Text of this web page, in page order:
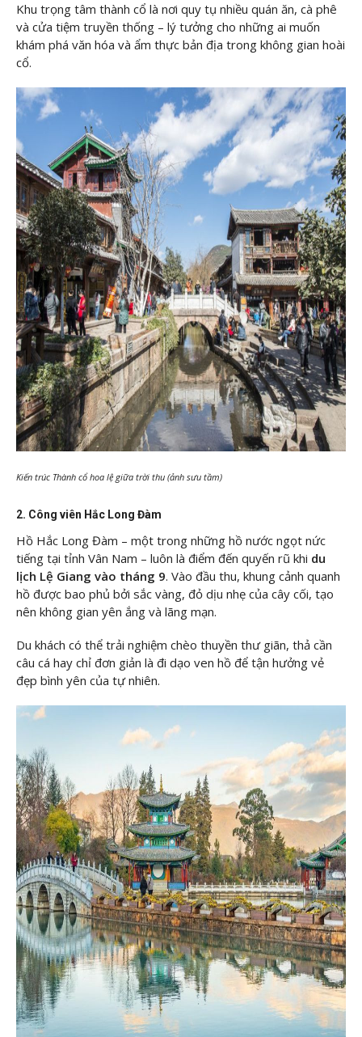
Khu trọng tâm thành cổ là nơi quy tụ nhiều quán ăn, cà phê
và cửa tiệm truyền thống – lý tưởng cho những ai muốn
khám phá văn hóa và ẩm thực bản địa trong không gian hoài
cổ.
Kiến trúc Thành cổ hoa lệ giữa trời thu (ảnh sưu tầm)
2. Công viên Hắc Long Đàm
Hồ Hắc Long Đàm – một trong những hồ nước ngọt nức
tiếng tại tỉnh Vân Nam – luôn là điểm đến quyến rũ khi du
lịch Lệ Giang vào tháng 9. Vào đầu thu, khung cảnh quanh
hồ được bao phủ bởi sắc vàng, đỏ dịu nhẹ của cây cối, tạo
nên không gian yên ắng và lãng mạn.
Du khách có thể trải nghiệm chèo thuyền thư giãn, thả cần
câu cá hay chỉ đơn giản là đi dạo ven hồ để tận hưởng vẻ
đẹp bình yên của tự nhiên.